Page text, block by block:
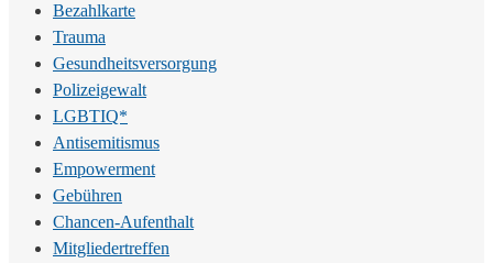
Bezahlkarte
Trauma
Gesundheitsversorgung
Polizeigewalt
LGBTIQ*
Antisemitismus
Empowerment
Gebühren
Chancen-Aufenthalt
Mitgliedertreffen